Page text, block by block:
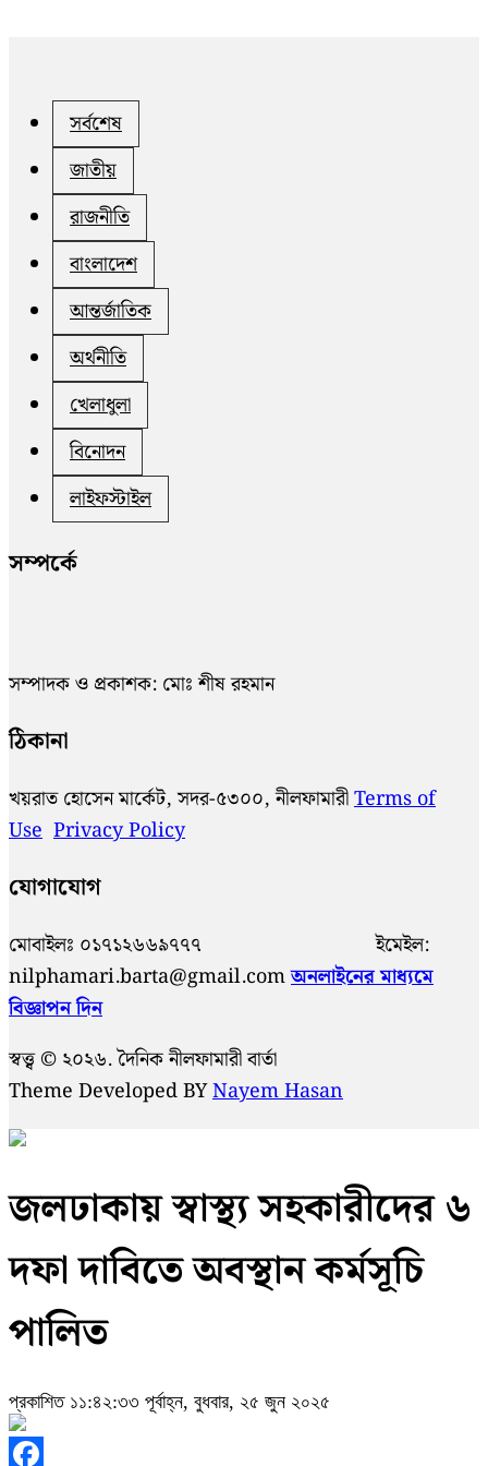
সর্বশেষ
জাতীয়
রাজনীতি
বাংলাদেশ
আন্তর্জাতিক
অর্থনীতি
খেলাধুলা
বিনোদন
লাইফস্টাইল
সম্পর্কে
সম্পাদক ও প্রকাশক: মোঃ শীষ রহমান
ঠিকানা
খয়রাত হোসেন মার্কেট, সদর-৫৩০০, নীলফামারীTerms of
Use Privacy Policy
যোগাযোগ
মোবাইলঃ ০১৭১২৬৬৯৭৭৭ ইমেইল:
nilphamari.barta@gmail.comঅনলাইনের মাধ্যমে
বিজ্ঞাপন দিন
স্বত্ত্ব © ২০২৬. দৈনিক নীলফামারী বার্তা
Theme Developed BYNayem Hasan
জলঢাকায় স্বাস্থ্য সহকারীদের ৬
দফা দাবিতে অবস্থান কর্মসূচি
পালিত
প্রকাশিত ১১:৪২:৩৩ পূর্বাহ্ন, বুধবার, ২৫ জুন ২০২৫